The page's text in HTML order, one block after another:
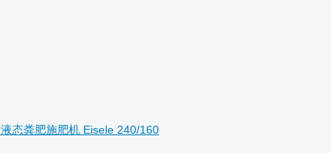
液态粪肥施肥机 Eisele 240/160